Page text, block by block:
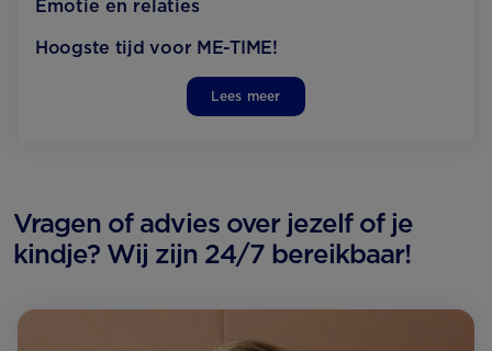
Emotie en relaties
Hoogste tijd voor ME-TIME!
Lees meer
Vragen of advies over jezelf of je
kindje? Wij zijn 24/7 bereikbaar!